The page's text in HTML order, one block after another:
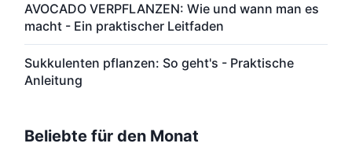
AVOCADO VERPFLANZEN: Wie und wann man es
macht - Ein praktischer Leitfaden
Sukkulenten pflanzen: So geht's - Praktische
Anleitung
Beliebte für den Monat